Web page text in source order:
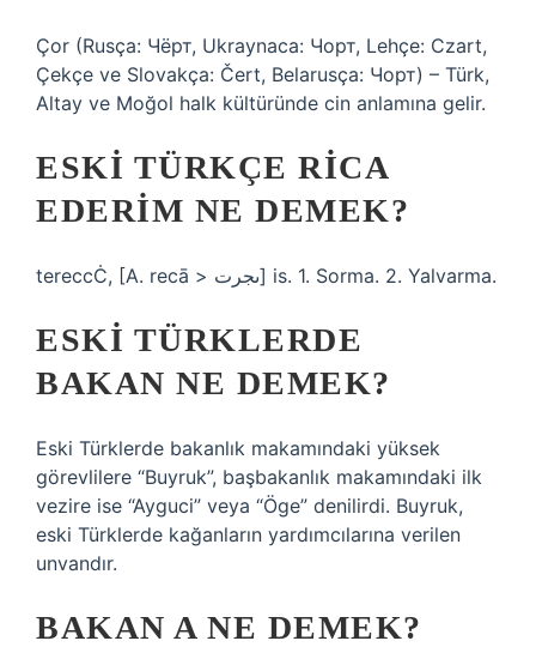
Çor (Rusça: Чёрт, Ukraynaca: Чорт, Lehçe: Czart,
Çekçe ve Slovakça: Čert, Belarusça: Чорт) – Türk,
Altay ve Moğol halk kültüründe cin anlamına gelir.
ESKI TÜRKÇE RICA
EDERIM NE DEMEK?
tereccĊ, [A. recā > ىجرت] is. 1. Sorma. 2. Yalvarma.
ESKI TÜRKLERDE
BAKAN NE DEMEK?
Eski Türklerde bakanlık makamındaki yüksek
görevlilere “Buyruk”, başbakanlık makamındaki ilk
vezire ise “Ayguci” veya “Öge” denilirdi. Buyruk,
eski Türklerde kağanların yardımcılarına verilen
unvandır.
BAKAN A NE DEMEK?